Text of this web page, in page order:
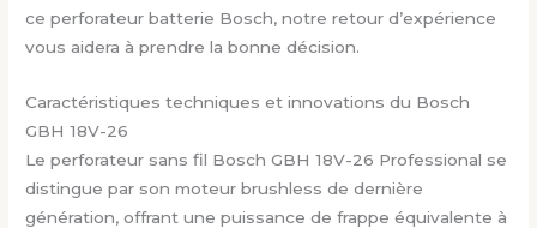
ce perforateur batterie Bosch, notre retour d’expérience
vous aidera à prendre la bonne décision.
Caractéristiques techniques et innovations du Bosch
GBH 18V-26
Le perforateur sans fil Bosch GBH 18V-26 Professional se
distingue par son moteur brushless de dernière
génération, offrant une puissance de frappe équivalente à